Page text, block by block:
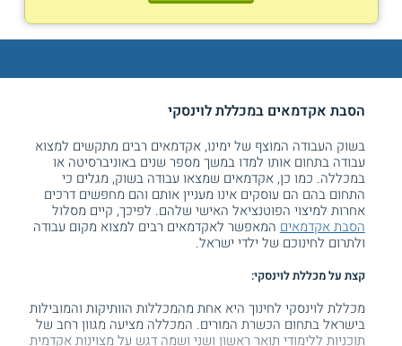
הסבת אקדמאים במכללת לוינסקי
בשוק העבודה המוצף של ימינו, אקדמאים רבים מתקשים למצוא
עבודה בתחום אותו למדו במשך מספר שנים באוניברסיטה או
במכללה. כמו כן, אקדמאים שמצאו עבודה בשוק, מגלים כי
התחום בהם הם עוסקים אינו מעניין אותם והם מחפשים דרכים
אחרות למיצוי הפוטנציאל האישי שלהם. לפיכך, קיים מסלול
הסבת אקדמאים המאפשר לאקדמאים רבים למצוא מקום עבודה
ולתרום לחינוכם של ילדי ישראל.
קצת על מכללת לוינסקי:
מכללת לוינסקי לחינוך היא אחת מהמכללות הוותיקות והמובילות
בישראל בתחום הכשרת המורים. המכללה מציעה מגוון רחב של
תוכניות ללימודי תואר ראשון ושני ושמה דגש על מצוינות אקדמית